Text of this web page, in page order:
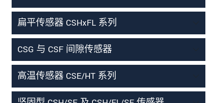
扁平传感器 CSHxFL 系列
CSG 与 CSF 间隙传感器
高温传感器 CSE/HT 系列